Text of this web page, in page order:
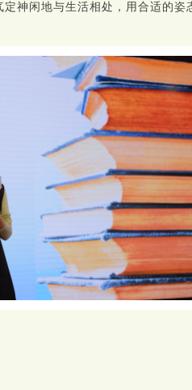
神闲地与生活相处，用合适的姿